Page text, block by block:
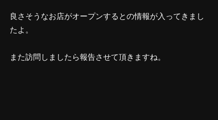
良さそうなお店がオープンするとの情報が入ってきまし
たよ。
また訪問しましたら報告させて頂きますね。